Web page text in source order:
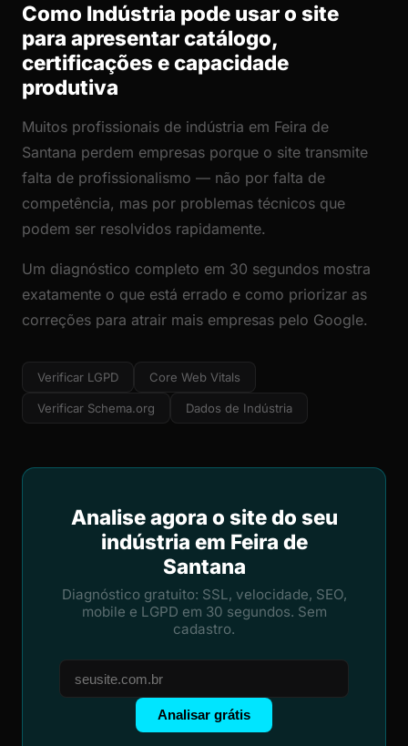
Como Indústria pode usar o site
para apresentar catálogo,
certificações e capacidade
produtiva
Muitos profissionais de indústria em Feira de
Santana perdem empresas porque o site transmite
falta de profissionalismo — não por falta de
competência, mas por problemas técnicos que
podem ser resolvidos rapidamente.
Um diagnóstico completo em 30 segundos mostra
exatamente o que está errado e como priorizar as
correções para atrair mais empresas pelo Google.
Verificar LGPD Core Web Vitals
Verificar Schema.org Dados de Indústria
Analise agora o site do seu
indústria em Feira de
Santana
Diagnóstico gratuito: SSL, velocidade, SEO,
mobile e LGPD em 30 segundos. Sem
cadastro.
Analisar grátis